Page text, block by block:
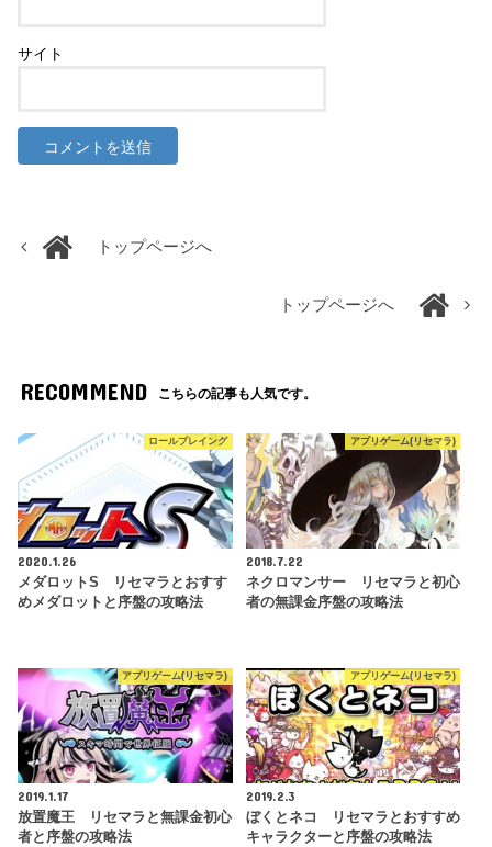
サイト
トップページへ
トップページへ
RECOMMEND こちらの記事も人気です。
ロールプレイング
2020.1.26
メダロットS リセマラとおすす
めメダロットと序盤の攻略法
アプリゲーム(リセマラ)
2018.7.22
ネクロマンサー リセマラと初心
者の無課金序盤の攻略法
アプリゲーム(リセマラ)
2019.1.17
放置魔王 リセマラと無課金初心
者と序盤の攻略法
アプリゲーム(リセマラ)
2019.2.3
ぼくとネコ リセマラとおすすめ
キャラクターと序盤の攻略法